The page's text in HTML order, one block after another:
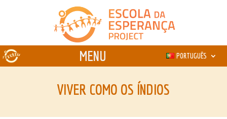
PORTUGUÊS
VIVER COMO OS ÍNDIOS